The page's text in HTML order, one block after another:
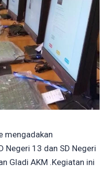
mengadakan
13 dan SD Negeri
Gladi AKM .Kegiatan ini